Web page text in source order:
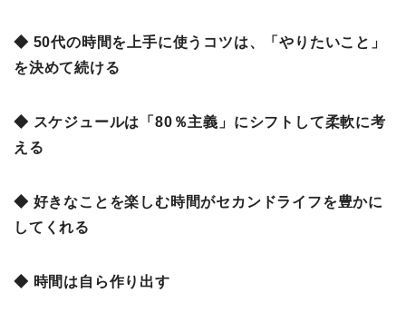
◆ 50代の時間を上手に使うコツは、「やりたいこと」
を決めて続ける
◆ スケジュールは「80％主義」にシフトして柔軟に考
える
◆ 好きなことを楽しむ時間がセカンドライフを豊かに
してくれる
◆ 時間は自ら作り出す